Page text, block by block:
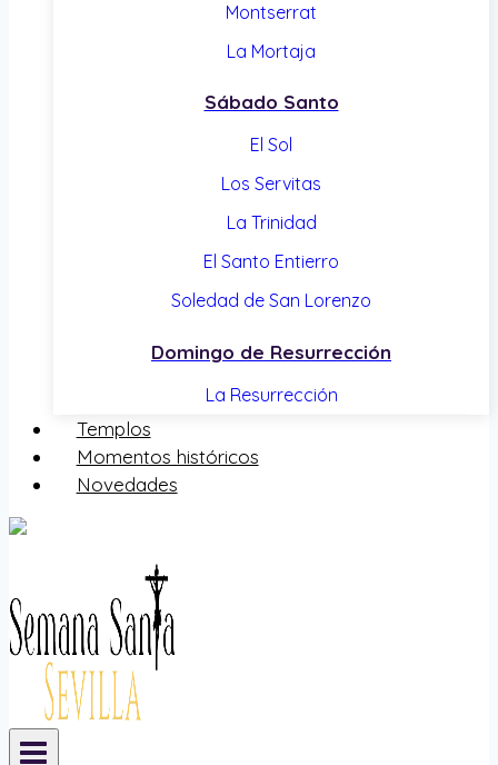
Montserrat
La Mortaja
Sábado Santo
El Sol
Los Servitas
La Trinidad
El Santo Entierro
Soledad de San Lorenzo
Domingo de Resurrección
La Resurrección
Templos
Momentos históricos
Novedades